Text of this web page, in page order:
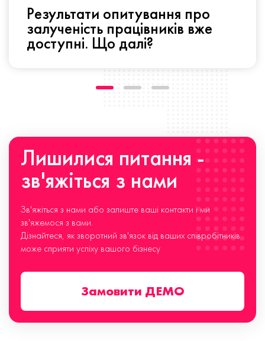
Результати опитування про
залученість працівників вже
доступні. Що далі?
Лишилися питання -
зв'яжіться з нами
Зв'яжіться з нами або залиште ваші контакти і ми
зв'яжемося з вами.
Дізнайтеся, як зворотний зв'язок від ваших співробітників
може сприяти успіху вашого бізнесу
Замовити ДЕМО